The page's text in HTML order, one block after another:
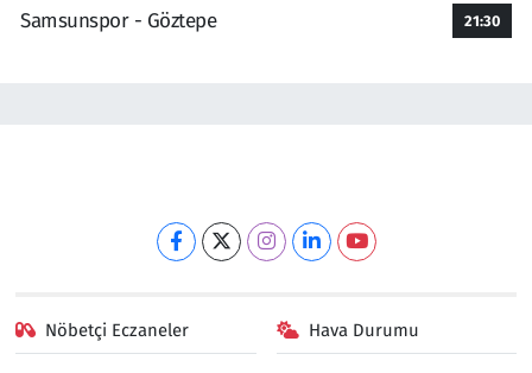
Samsunspor - Göztepe
21:30
Nöbetçi Eczaneler Hava Durumu